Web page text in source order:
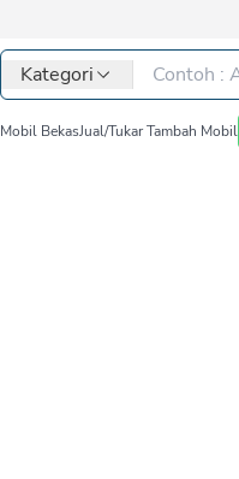
Kategori
Mobil BekasJual/Tukar Tambah Mobil